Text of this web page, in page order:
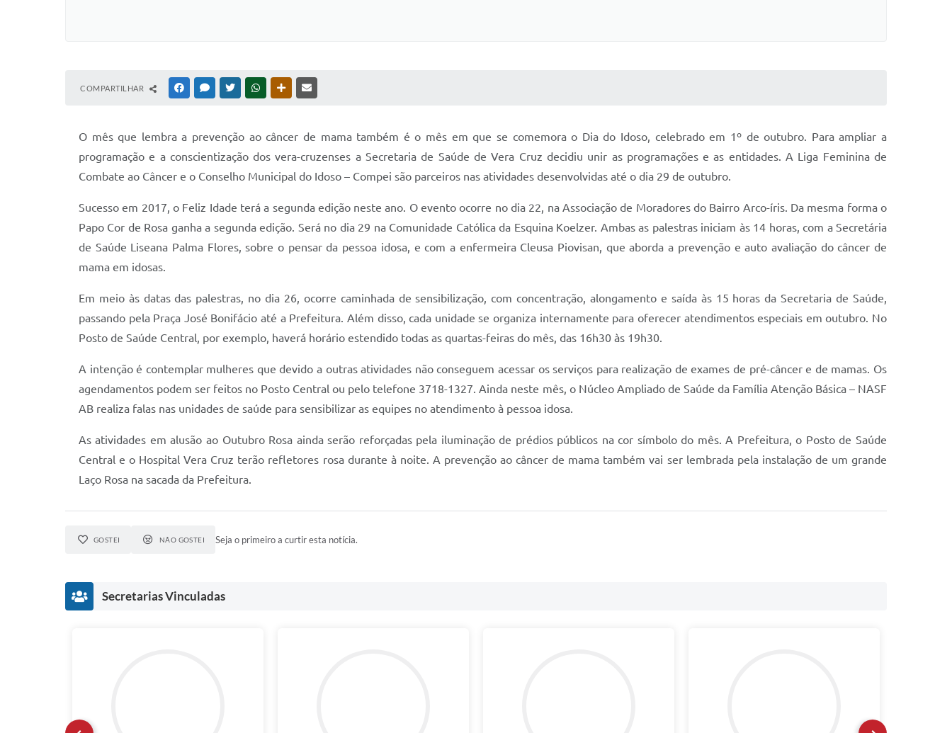
COMPARTILHAR FACEBOOKMESSENGER
TWITTERWHATSAPPOUTRAS MÍDIAS
O mês que lembra a prevenção ao câncer de mama também é o mês em que se comemora o Dia do Idoso, celebrado em 1º de outubro. Para ampliar a
programação e a conscientização dos vera-cruzenses a Secretaria de Saúde de Vera Cruz decidiu unir as programações e as entidades. A Liga Feminina de
Combate ao Câncer e o Conselho Municipal do Idoso – Compei são parceiros nas atividades desenvolvidas até o dia 29 de outubro.
Sucesso em 2017, o Feliz Idade terá a segunda edição neste ano. O evento ocorre no dia 22, na Associação de Moradores do Bairro Arco-íris. Da mesma forma o
Papo Cor de Rosa ganha a segunda edição. Será no dia 29 na Comunidade Católica da Esquina Koelzer. Ambas as palestras iniciam às 14 horas, com a Secretária
de Saúde Liseana Palma Flores, sobre o pensar da pessoa idosa, e com a enfermeira Cleusa Piovisan, que aborda a prevenção e auto avaliação do câncer de
mama em idosas.
Em meio às datas das palestras, no dia 26, ocorre caminhada de sensibilização, com concentração, alongamento e saída às 15 horas da Secretaria de Saúde,
passando pela Praça José Bonifácio até a Prefeitura. Além disso, cada unidade se organiza internamente para oferecer atendimentos especiais em outubro. No
Posto de Saúde Central, por exemplo, haverá horário estendido todas as quartas-feiras do mês, das 16h30 às 19h30.
A intenção é contemplar mulheres que devido a outras atividades não conseguem acessar os serviços para realização de exames de pré-câncer e de mamas. Os
agendamentos podem ser feitos no Posto Central ou pelo telefone 3718-1327. Ainda neste mês, o Núcleo Ampliado de Saúde da Família Atenção Básica – NASF
AB realiza falas nas unidades de saúde para sensibilizar as equipes no atendimento à pessoa idosa.
As atividades em alusão ao Outubro Rosa ainda serão reforçadas pela iluminação de prédios públicos na cor símbolo do mês. A Prefeitura, o Posto de Saúde
Central e o Hospital Vera Cruz terão refletores rosa durante à noite. A prevenção ao câncer de mama também vai ser lembrada pela instalação de um grande
Laço Rosa na sacada da Prefeitura.
GOSTEI NÃO GOSTEI Seja o primeiro a curtir esta notícia.
Secretarias Vinculadas